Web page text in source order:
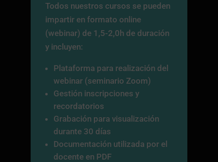
Todos nuestros cursos se pueden
impartir en formato online
(webinar) de 1,5-2,0h de duración
y incluyen:
Plataforma para realización del
webinar (seminario Zoom)
Gestión inscripciones y
recordatorios
Grabación para visualización
durante 30 días
Documentación utilizada por el
docente en PDF